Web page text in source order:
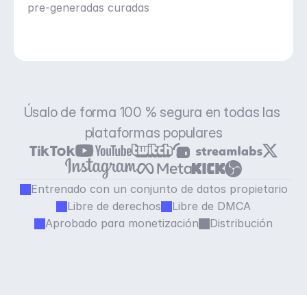
pre-generadas curadas
Úsalo de forma 100 % segura en todas las
plataformas populares
Entrenado con un conjunto de datos propietario
Libre de derechos
Libre de DMCA
Aprobado para monetización
Distribución